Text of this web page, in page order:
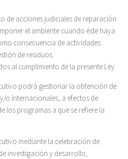
acciones judiciales de reparación
el ambiente cuando éste haya
consecuencia de actividades
de residuos.
al cumplimiento de la presente Ley.
podrá gestionar la obtención de
o internacionales, a efectos de
los programas a que se refiere la
mediante la celebración de
investigación y desarrollo,